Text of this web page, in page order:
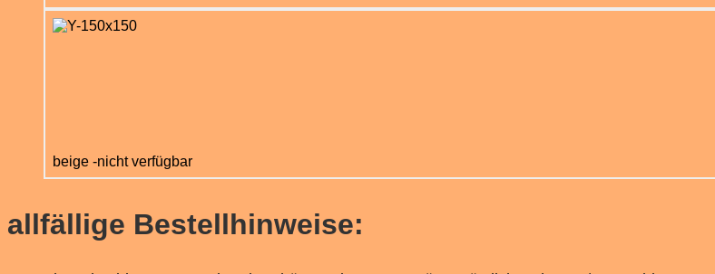
beige -nicht verfügbar
allfällige Bestellhinweise: